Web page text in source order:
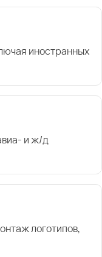
иностранных
и ж/д
логотипов,